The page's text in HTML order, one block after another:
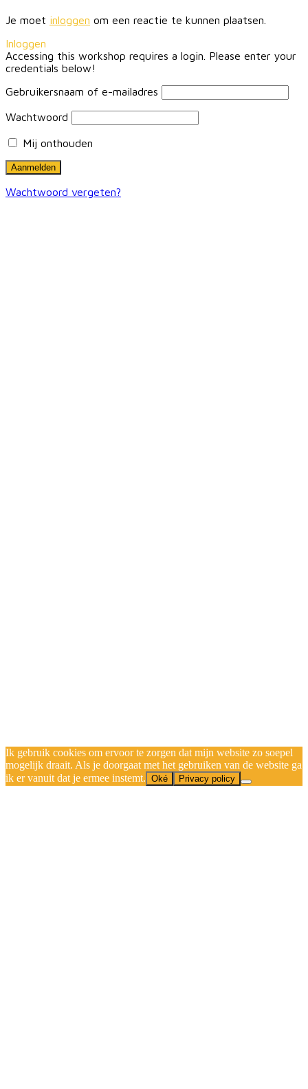
Je moet inloggen om een reactie te kunnen plaatsen.
Inloggen
Accessing this workshop requires a login. Please enter your
credentials below!
Gebruikersnaam of e-mailadres
Wachtwoord
Mij onthouden
Wachtwoord vergeten?
Ik gebruik cookies om ervoor te zorgen dat mijn website zo soepel
mogelijk draait. Als je doorgaat met het gebruiken van de website ga
ik er vanuit dat je ermee instemt. Oké Privacy policy